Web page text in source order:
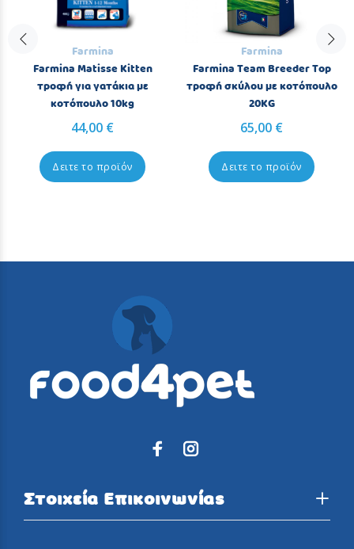
Farmina
Farmina Matisse Kitten
τροφή για γατάκια με
κοτόπουλο 10kg
44,00 €
Δειτε το προϊόν
Farmina
Farmina Team Breeder Top
τροφή σκύλου με κοτόπουλο
20KG
65,00 €
Δειτε το προϊόν
Στοιχεία Επικοινωνίας